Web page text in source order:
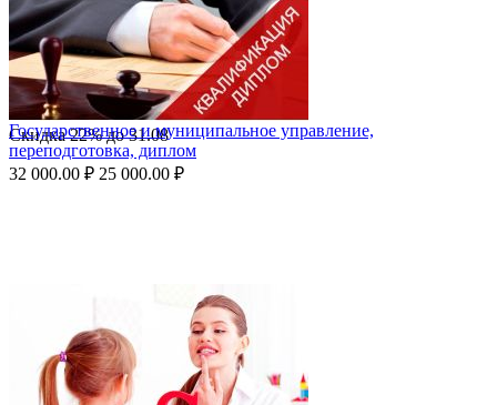
Скидка22%до31.08
Государственное и муниципальное управление,
переподготовка, диплом
32 000.00 ₽ 25 000.00 ₽